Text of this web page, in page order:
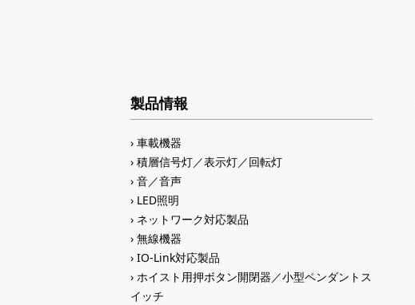
製品情報
車載機器
積層信号灯／表示灯／回転灯
音／音声
LED照明
ネットワーク対応製品
無線機器
IO-Link対応製品
ホイスト用押ボタン開閉器／小型ペンダントス
イッチ